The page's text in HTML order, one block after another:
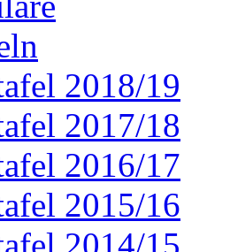
2018/19
2017/18
2016/17
2015/16
2014/15